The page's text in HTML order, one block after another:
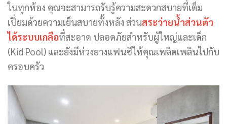
ในทุกห้อง คุณจะสามารถรับรู้ความสะดวกสบายที่เต็ม
เปี่ยมด้วยความเย็นสบายทั้งหลัง ส่วนสระว่ายน้ำส่วนตัว
ได้ระบบเกลือที่สะอาด ปลอดภัยสำหรับผู้ใหญ่และเด็ก
(Kid Pool) และยังมีห่วงยางแฟนซีให้คุณเพลิดเพลินไปกับ
ครอบครัว